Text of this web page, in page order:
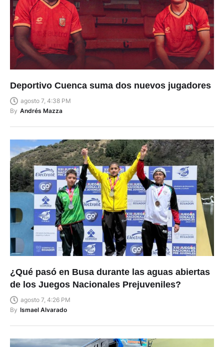
Deportivo Cuenca suma dos nuevos jugadores
agosto 7, 4:38 PM
By Andrés Mazza
¿Qué pasó en Busa durante las aguas abiertas
de los Juegos Nacionales Prejuveniles?
agosto 7, 4:26 PM
By Ismael Alvarado